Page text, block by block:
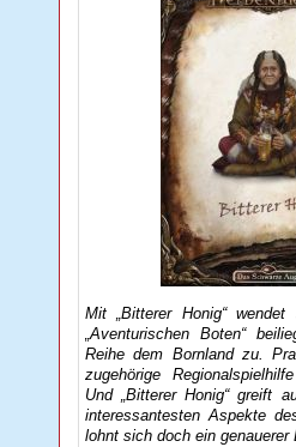
Mit „Bitterer Honig“
„Aventurischen Boten“
Reihe dem Bornland zu.
zugehörige
Und „Bitterer Honig“ greift
interessantesten Aspekte
lohnt sich doch ein genauerer